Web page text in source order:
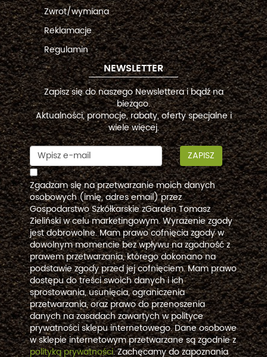
Zwrot/wymiana
Reklamacje
Regulamin
NEWSLETTER
Zapisz się do naszego Newslettera i bądź na
bieżąco.
Aktualności, promocje, rabaty, oferty specjalne i
wiele więcej.
ZAPISZ
Zgadzam się na przetwarzanie moich danych
osobowych (imię, adres email) przez
Gospodarstwo Szkółkarskie zGarden Tomasz
Zieliński w celu marketingowym. Wyrażenie zgody
jest dobrowolne. Mam prawo cofnięcia zgody w
dowolnym momencie bez wpływu na zgodność z
prawem przetwarzania, którego dokonano na
podstawie zgody przed jej cofnięciem. Mam prawo
dostępu do treści swoich danych i ich
sprostowania, usunięcia, ograniczenia
przetwarzania, oraz prawo do przenoszenia
danych na zasadach zawartych w polityce
prywatności sklepu internetowego. Dane osobowe
w sklepie internetowym przetwarzane są zgodnie z
polityką prywatności. Zachęcamy do zapoznania